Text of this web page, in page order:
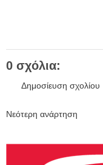
0 σχόλια:
Δημοσίευση σχολίου
Νεότερη ανάρτηση